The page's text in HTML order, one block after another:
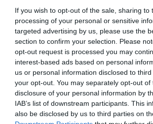
If you wish to opt-out of the sale, sharing to
processing of your personal or sensitive
targeted advertising by us, please use the
section to confirm your selection. Please
opt-out request is processed you may
interest-based ads based on personal
us or personal information disclosed to
your opt-out. You may separately opt-out of
disclosure of your personal information by
IAB’s list of downstream participants. This
also be disclosed by us to third parties on
Maria Josep Arasa(Faura-Casas),
Alsina(BonÀrea),Josep Martínez
Xavier Cambra (Grup
La majoria de
Femcat transcorre
endins, amb